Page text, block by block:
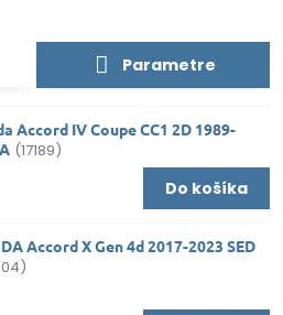
Parametre
Accord IV Coupe CC1 2D 1989-
(17189)
Do košíka
Accord X Gen 4d 2017-2023 SED